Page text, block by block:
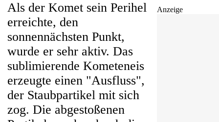
Anzeige
Als der Komet sein Perihel
erreichte, den
sonnennächsten Punkt,
wurde er sehr aktiv. Das
sublimierende Kometeneis
erzeugte einen "Ausfluss",
der Staubpartikel mit sich
zog. Die abgestoßenen